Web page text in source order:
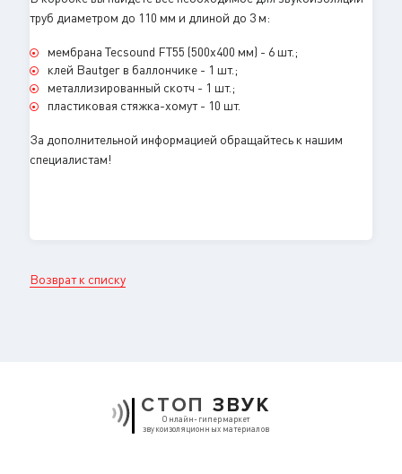
труб диаметром до 110 мм и длиной до 3 м:
мембрана Tecsound FT55 (500х400 мм) - 6 шт.;
клей Bautger в баллончике - 1 шт.;
металлизированный скотч - 1 шт.;
пластиковая стяжка-хомут - 10 шт.
За дополнительной информацией обращайтесь к нашим
специалистам!
Возврат к списку
СТОП ЗВУК
Онлайн-гипермаркет
звукоизоляционных материалов